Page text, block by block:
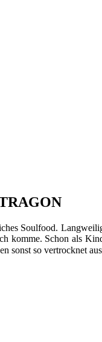
Soulfood.
komme. Schon als
sonst so vertrocknet